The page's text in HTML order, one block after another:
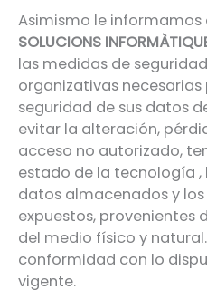
Asimismo le informamos
SOLUCIONS
las medidas de
organizativas
seguridad de sus datos
evitar la alteración,
acceso no autorizado,
estado de la tecnología ,
datos almacenados y
expuestos, provenientes
del medio físico y
conformidad con lo
vigente.